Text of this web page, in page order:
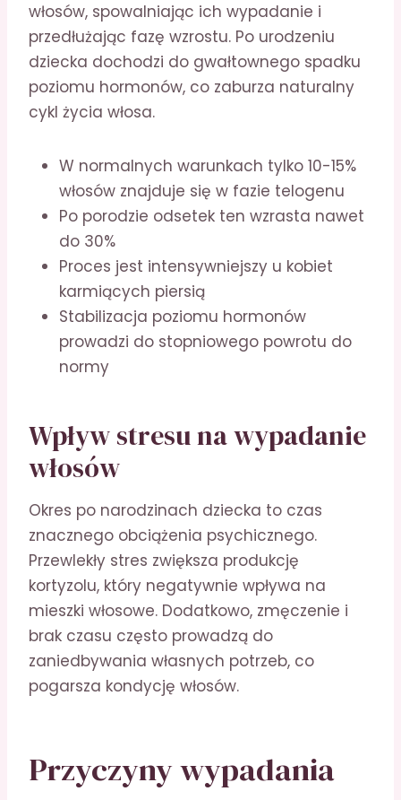
włosów, spowalniając ich wypadanie i
przedłużając fazę wzrostu. Po urodzeniu
dziecka dochodzi do gwałtownego spadku
poziomu hormonów, co zaburza naturalny
cykl życia włosa.
W normalnych warunkach tylko 10-15%
włosów znajduje się w fazie telogenu
Po porodzie odsetek ten wzrasta nawet
do 30%
Proces jest intensywniejszy u kobiet
karmiących piersią
Stabilizacja poziomu hormonów
prowadzi do stopniowego powrotu do
normy
Wpływ stresu na wypadanie
włosów
Okres po narodzinach dziecka to czas
znacznego obciążenia psychicznego.
Przewlekły stres zwiększa produkcję
kortyzolu, który negatywnie wpływa na
mieszki włosowe. Dodatkowo, zmęczenie i
brak czasu często prowadzą do
zaniedbywania własnych potrzeb, co
pogarsza kondycję włosów.
Przyczyny wypadania